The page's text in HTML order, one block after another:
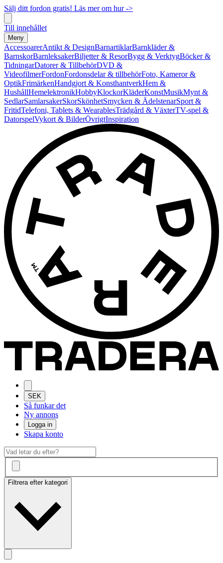
Sälj ditt fordon gratis! Läs mer om hur ->
Till innehållet
Meny
AccessoarerAntikt & DesignBarnartiklarBarnkläder &
BarnskorBarnleksakerBiljetter & ResorBygg & VerktygBöcker &
TidningarDatorer & TillbehörDVD &
VideofilmerFordonFordonsdelar & tillbehörFoto, Kameror &
OptikFrimärkenHandgjort & KonsthantverkHem &
HushållHemelektronikHobbyKlockorKläderKonstMusikMynt &
SedlarSamlarsakerSkorSkönhetSmycken & ÄdelstenarSport &
FritidTelefoni, Tablets & WearablesTrädgård & VäxterTV-spel &
DatorspelVykort & BilderÖvrigtInspiration
SEK
Så funkar det
Ny annons
Logga in
Skapa konto
Filtrera efter kategori